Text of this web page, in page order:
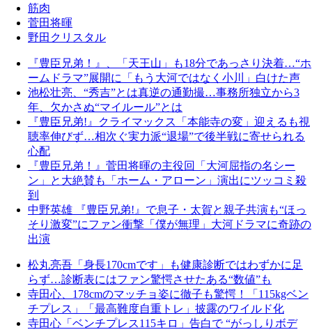
筋肉
菅田将暉
野田クリスタル
『豊臣兄弟！』、「天王山」も18分であっさり決着…“ホ
ームドラマ”展開に「もう大河ではなく小川」白けた声
池松壮亮、“秀吉”とは真逆の通勤撮…事務所独立から3
年、欠かさぬ“マイルール”とは
『豊臣兄弟!』クライマックス「本能寺の変」迎えるも視
聴率伸びず…相次ぐ実力派“退場”で後半戦に寄せられる
心配
『豊臣兄弟！』菅田将暉の主役回「大河屈指の名シー
ン」と大絶賛も「ホーム・アローン」演出にツッコミ殺
到
中野英雄 『豊臣兄弟!』で息子・太賀と親子共演も“ほっ
そり激変”にファン衝撃「僕が無理」大河ドラマに奇跡の
出演
松丸亮吾「身長170cmです」も健康診断ではわずかに足
らず…診断表にはファン驚愕させたある“数値”も
寺田心、178cmのマッチョ姿に徹子も驚愕！「115kgベン
チプレス」「最高難度自重トレ」披露のワイルド化
寺田心「ベンチプレス115キロ」告白で “がっしりボデ